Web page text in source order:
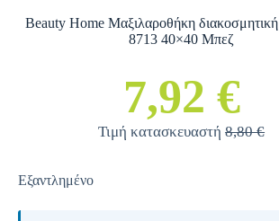
Beauty Home Μαξιλαροθήκη
8713 40×40 Μπεζ
7,92 €
Τιμή κατασκευαστή8,80 €
Εξαντλημένο